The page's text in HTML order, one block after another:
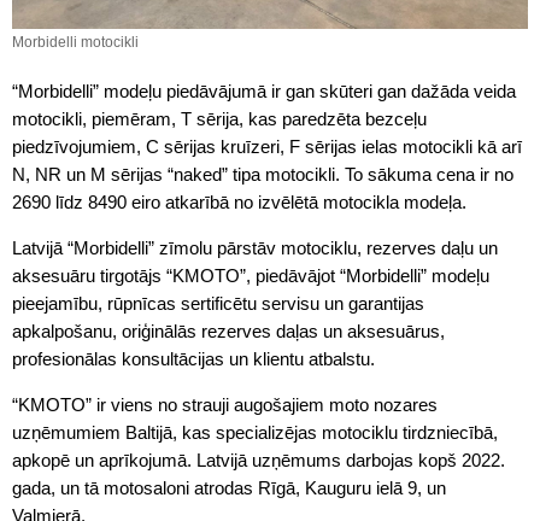
Morbidelli motocikli
“Morbidelli” modeļu piedāvājumā ir gan skūteri gan dažāda veida
motocikli, piemēram, T sērija, kas paredzēta bezceļu
piedzīvojumiem, C sērijas kruīzeri, F sērijas ielas motocikli kā arī
N, NR un M sērijas “naked” tipa motocikli. To sākuma cena ir no
2690 līdz 8490 eiro atkarībā no izvēlētā motocikla modeļa.
Latvijā “Morbidelli” zīmolu pārstāv motociklu, rezerves daļu un
aksesuāru tirgotājs “KMOTO”, piedāvājot “Morbidelli” modeļu
pieejamību, rūpnīcas sertificētu servisu un garantijas
apkalpošanu, oriģinālās rezerves daļas un aksesuārus,
profesionālas konsultācijas un klientu atbalstu.
“KMOTO” ir viens no strauji augošajiem moto nozares
uzņēmumiem Baltijā, kas specializējas motociklu tirdzniecībā,
apkopē un aprīkojumā. Latvijā uzņēmums darbojas kopš 2022.
gada, un tā motosaloni atrodas Rīgā, Kauguru ielā 9, un
Valmierā.